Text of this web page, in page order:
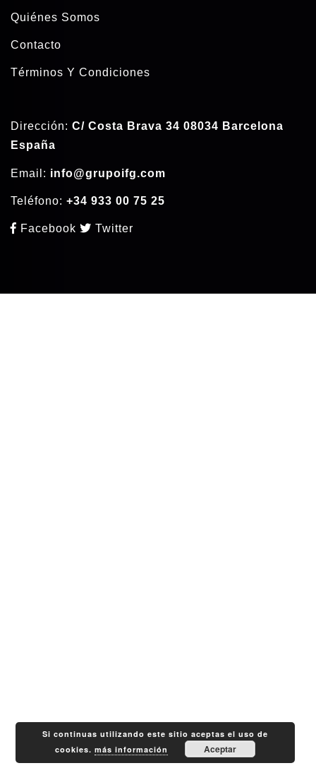
Quiénes Somos
Contacto
Términos Y Condiciones
Dirección: C/ Costa Brava 34 08034 Barcelona
España
Email: info@grupoifg.com
Teléfono: +34 933 00 75 25
Facebook Twitter
Si continuas utilizando este sitio aceptas el uso de
cookies.más información Aceptar